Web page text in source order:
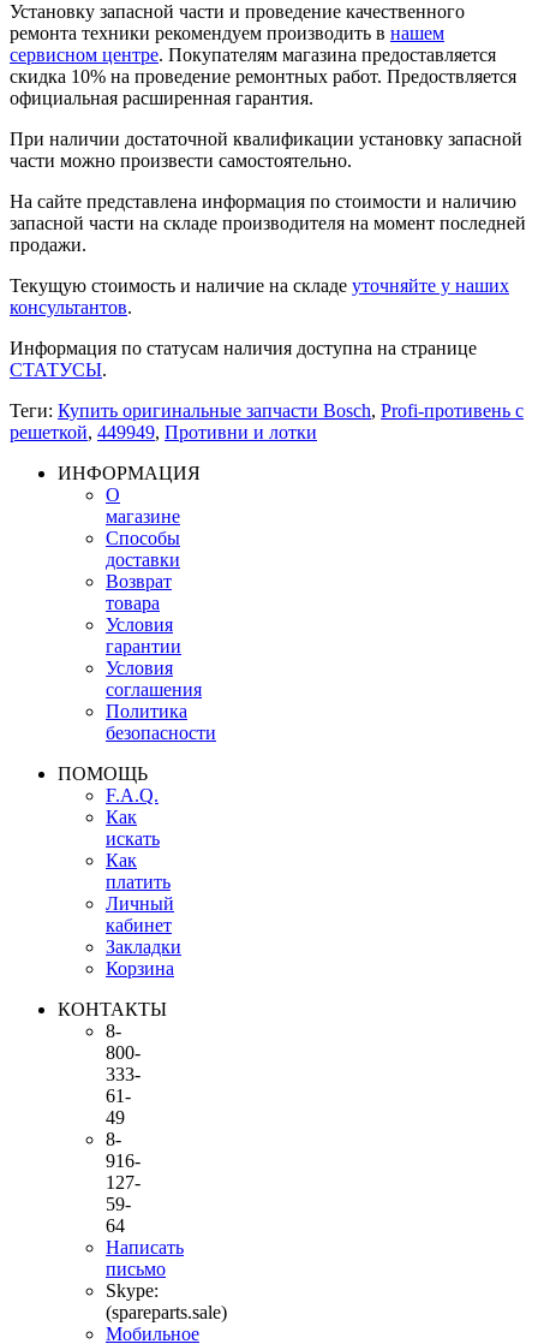
Установку запасной части и проведение качественного
ремонта техники рекомендуем производить в нашем
сервисном центре. Покупателям магазина предоставляется
скидка 10% на проведение ремонтных работ. Предоствляется
официальная расширенная гарантия.
При наличии достаточной квалификации установку запасной
части можно произвести самостоятельно.
На сайте представлена информация по стоимости и наличию
запасной части на складе производителя на момент последней
продажи.
Текущую стоимость и наличие на складе уточняйте у наших
консультантов.
Информация по статусам наличия доступна на странице
СТАТУСЫ.
Теги: Купить оригинальные запчасти Bosch, Profi-противень с
решеткой, 449949, Противни и лотки
ИНФОРМАЦИЯ
О
магазине
Способы
доставки
Возврат
товара
Условия
гарантии
Условия
соглашения
Политика
безопасности
ПОМОЩЬ
F.A.Q.
Как
искать
Как
платить
Личный
кабинет
Закладки
Корзина
КОНТАКТЫ
8-
800-
333-
61-
49
8-
916-
127-
59-
64
Написать
письмо
Skype:
(spareparts.sale)
Мобильное